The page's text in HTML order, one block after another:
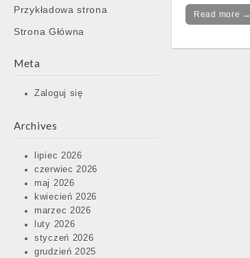
Przykładowa strona
Strona Główna
Meta
Zaloguj się
Archives
lipiec 2026
czerwiec 2026
maj 2026
kwiecień 2026
marzec 2026
luty 2026
styczeń 2026
grudzień 2025
Read more →